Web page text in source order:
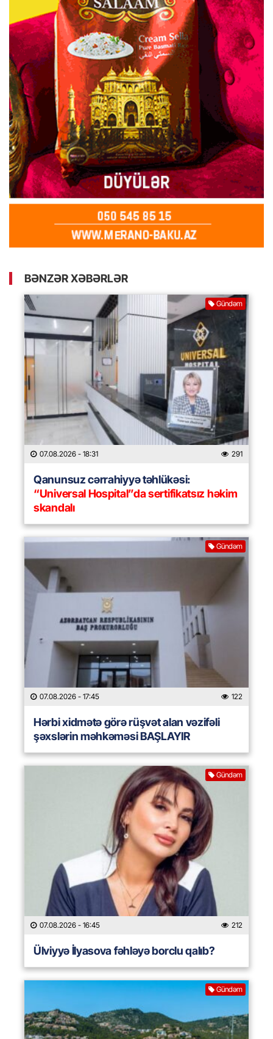
BƏNZƏR XƏBƏRLƏR
Gündəm
07.08.2026 - 18:31 291
Qanunsuz cərrahiyyə təhlükəsi:
“Universal Hospital”da sertifikatsız həkim
skandalı
Gündəm
07.08.2026 - 17:45 122
Hərbi xidmətə görə rüşvət alan vəzifəli
şəxslərin məhkəməsi BAŞLAYIR
Gündəm
07.08.2026 - 16:45 212
Ülviyyə İlyasova fəhləyə borclu qalıb?
Gündəm